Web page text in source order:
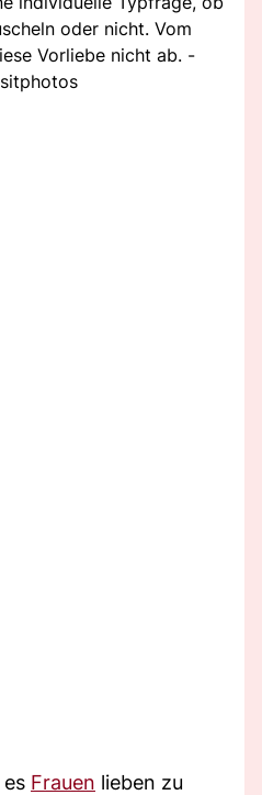
oder nicht. Vom
Vorliebe nicht ab. -
Frauen lieben zu